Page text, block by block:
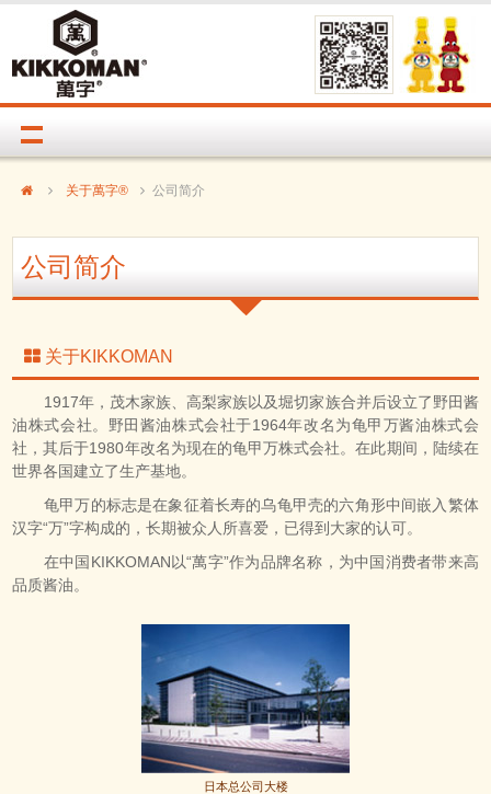
关于萬字® 公司简介
公司简介
关于KIKKOMAN
1917年，茂木家族、高梨家族以及堀切家族合并后设立了野田酱
油株式会社。野田酱油株式会社于1964年改名为龟甲万酱油株式会
社，其后于1980年改名为现在的龟甲万株式会社。在此期间，陆续在
世界各国建立了生产基地。
龟甲万的标志是在象征着长寿的乌龟甲壳的六角形中间嵌入繁体
汉字“万”字构成的，长期被众人所喜爱，已得到大家的认可。
在中国KIKKOMAN以“萬字”作为品牌名称，为中国消费者带来高
品质酱油。
日本总公司大楼